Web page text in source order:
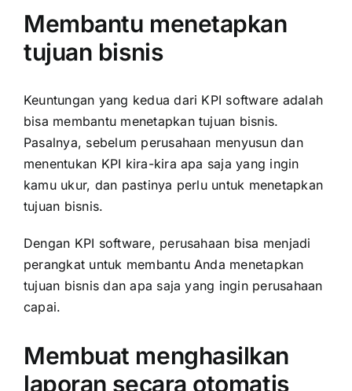
Membantu menetapkan
tujuan bisnis
Keuntungan yang kedua dari KPI software adalah
bisa membantu menetapkan tujuan bisnis.
Pasalnya, sebelum perusahaan menyusun dan
menentukan KPI kira-kira apa saja yang ingin
kamu ukur, dan pastinya perlu untuk menetapkan
tujuan bisnis.
Dengan KPI software, perusahaan bisa menjadi
perangkat untuk membantu Anda menetapkan
tujuan bisnis dan apa saja yang ingin perusahaan
capai.
Membuat menghasilkan
laporan secara otomatis